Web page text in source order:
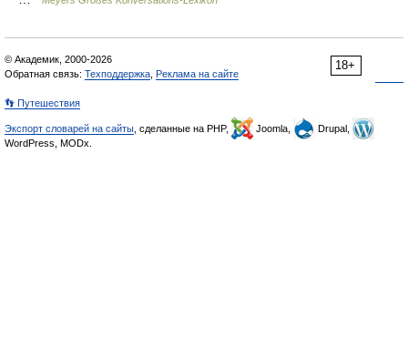
18+
© Академик, 2000-2026
Обратная связь: Техподдержка Реклама на сайте
👣 Путешествия
Экспорт словарей на сайты , сделанные на PHP, Joomla,
Drupal,
WordPress, MODx.